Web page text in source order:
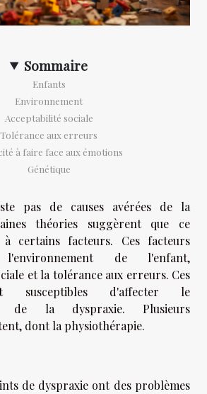
Sommaire
Enfants
Environnement
Acceptabilité sociale
Tolérance aux erreurs
à faire face aux émotions
Génétique
pas de causes avérées de la
théories suggèrent que ce
certains facteurs. Ces facteurs
l'environnement de l'enfant,
et la tolérance aux erreurs. Ces
susceptibles d'affecter le
de la dyspraxie. Plusieurs
dont la physiothérapie.
de dyspraxie ont des problèmes